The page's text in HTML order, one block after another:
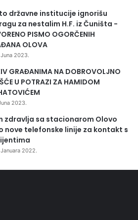
državne institucije ignorišu
za nestalim H.F. iz Čuništa -
PISMO OGORČENIH
OLOVA
2023.
GRAĐANIMA NA DOBROVOLJNO
U POTRAZI ZA HAMIDOM
2023.
zdravlja sa stacionarom Olovo
nove telefonske linije za kontakt s
2022.